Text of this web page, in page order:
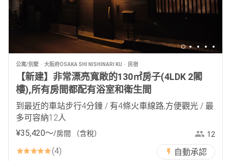
公寓/別墅 大阪府OSAKA SHI NISHINARI KU 民宿
【新建】非常漂亮寬敞的130㎡房子(4LDK 2閣
樓),所有房間都配有浴室和衛生間
到最近的車站步行4分鐘 / 有4條火車線路,方便觀光 / 最
多可容納12人
¥35,420〜/房間 （含稅） 12
4 自動承認